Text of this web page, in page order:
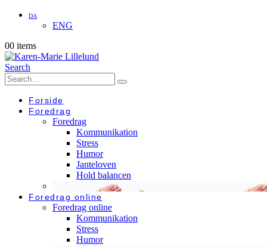
DA
ENG
00 items
Search
Forside
Foredrag
Foredrag
Kommunikation
Stress
Humor
Janteloven
Hold balancen
Foredrag online
Foredrag online
Kommunikation
Stress
Humor